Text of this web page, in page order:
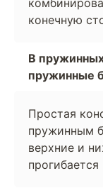
конечную
В
пружинные
Простая
пружинным
верхние и